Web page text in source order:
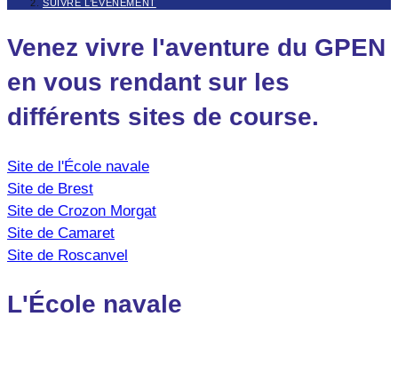
SUIVRE L’ÉVÈNEMENT
Venez vivre l'aventure du GPEN
en vous rendant sur les
différents sites de course.
Site de l'École navale
Site de Brest
Site de Crozon Morgat
Site de Camaret
Site de Roscanvel
L'École navale